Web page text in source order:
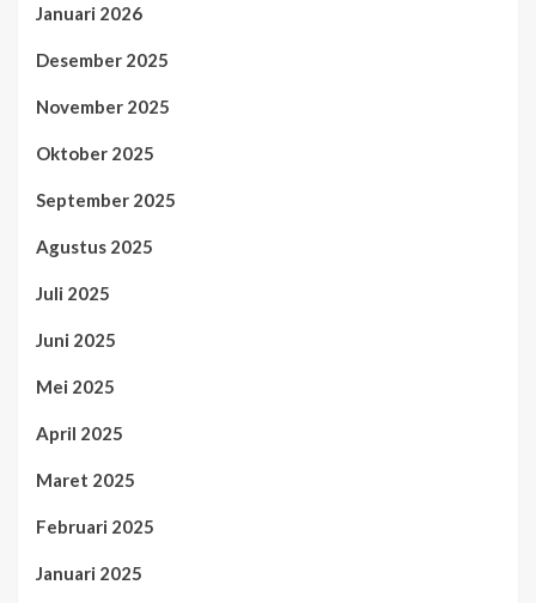
Januari 2026
Desember 2025
November 2025
Oktober 2025
September 2025
Agustus 2025
Juli 2025
Juni 2025
Mei 2025
April 2025
Maret 2025
Februari 2025
Januari 2025